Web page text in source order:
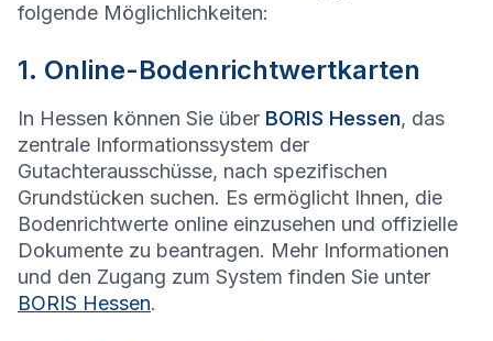
folgende Möglichlichkeiten:
1. Online-Bodenrichtwertkarten
In Hessen können Sie über BORIS Hessen, das
zentrale Informationssystem der
Gutachterausschüsse, nach spezifischen
Grundstücken suchen. Es ermöglicht Ihnen, die
Bodenrichtwerte online einzusehen und offizielle
Dokumente zu beantragen. Mehr Informationen
und den Zugang zum System finden Sie unter
BORIS Hessen.